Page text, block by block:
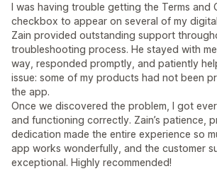
I was having trouble getting the Terms and
checkbox to appear on several of my
Zain provided outstanding support
troubleshooting process. He stayed with
way, responded promptly, and patiently
issue: some of my products had not been
the app.
Once we discovered the problem, I got
and functioning correctly. Zain’s patience,
dedication made the entire experience so
app works wonderfully, and the customer
exceptional. Highly recommended!